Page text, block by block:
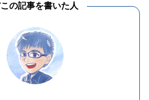
この記事を書いた人